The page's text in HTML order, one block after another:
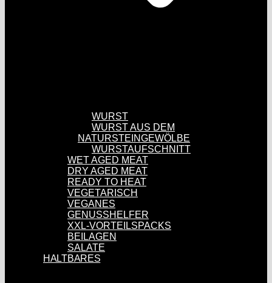
WURST
WURST AUS DEM
NATURSTEINGEWÖLBE
WURSTAUFSCHNITT
WET AGED MEAT
DRY AGED MEAT
READY TO HEAT
VEGETARISCH
VEGANES
GENUSSHELFER
XXL-VORTEILSPACKS
BEILAGEN
SALATE
HALTBARES